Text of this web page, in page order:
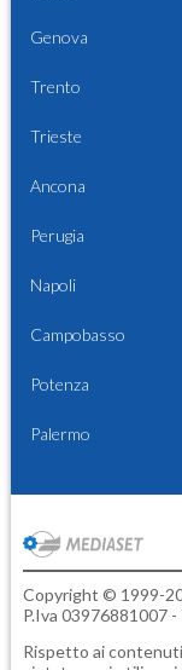
Genova
Trento
Trieste
Ancona
Perugia
Napoli
Campobasso
Potenza
Palermo
Copyright © 1999-
P.Iva 03976881007
Rispetto ai